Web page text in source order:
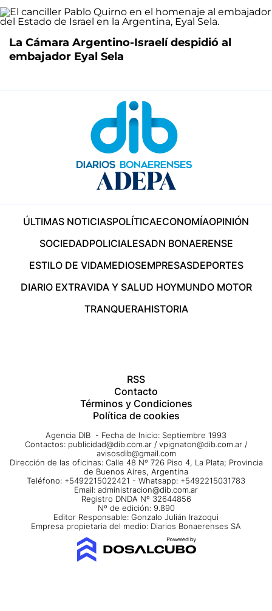
La Cámara Argentino-Israelí despidió al
embajador Eyal Sela
ÚLTIMAS NOTICIASPOLÍTICAECONOMÍAOPINIÓN
SOCIEDADPOLICIALESADN BONAERENSE
ESTILO DE VIDAMEDIOSEMPRESASDEPORTES
DIARIO EXTRAVIDA Y SALUD HOYMUNDO MOTOR
TRANQUERAHISTORIA
RSS
Contacto
Términos y Condiciones
Política de cookies
Agencia DIB - Fecha de Inicio: Septiembre 1993
Contactos: publicidad@dib.com.ar / vpignaton@dib.com.ar /
avisosdib@gmail.com
Dirección de las oficinas: Calle 48 Nº 726 Piso 4, La Plata; Provincia
de Buenos Aires, Argentina
Teléfono: +5492215022421 - Whatsapp: +5492215031783
Email: administracion@dib.com.ar
Registro DNDA Nº 32644856
Nº de edición: 9.890
Editor Responsable: Gonzalo Julián Irazoqui
Empresa propietaria del medio: Diarios Bonaerenses SA